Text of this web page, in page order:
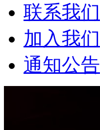
联系我们
加入我们
通知公告